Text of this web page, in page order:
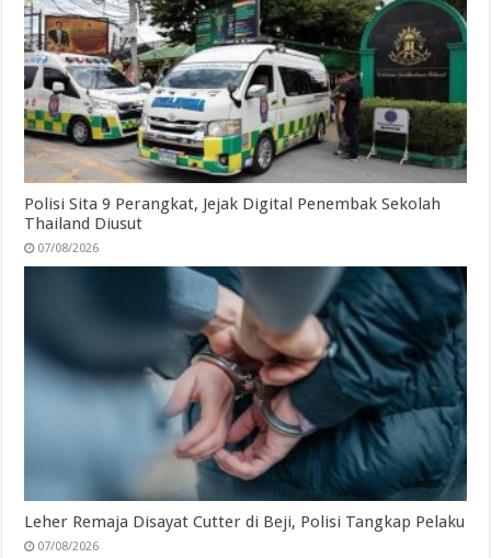
Polisi Sita 9 Perangkat, Jejak Digital Penembak Sekolah
Thailand Diusut
07/08/2026
Leher Remaja Disayat Cutter di Beji, Polisi Tangkap Pelaku
07/08/2026